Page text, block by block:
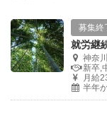
募集終
就労継
神奈
新卒,
月給
半年